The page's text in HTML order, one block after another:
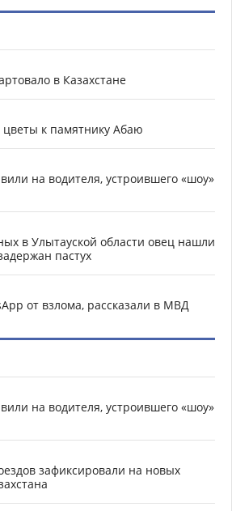
в Казахстане
к памятнику Абаю
на водителя, устроившего «шоу»
в Улытауской области овец нашли
пастух
от взлома, рассказали в МВД
на водителя, устроившего «шоу»
зафиксировали на новых